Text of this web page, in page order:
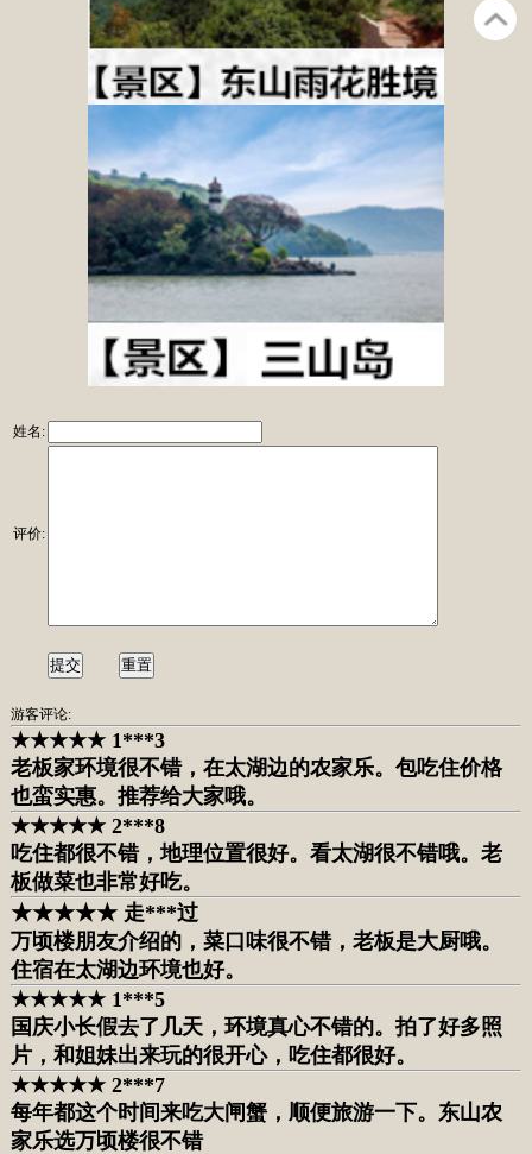
姓名:
评价:
游客评论:
★★★★★ 1***3
老板家环境很不错，在太湖边的农家乐。包吃住价格
也蛮实惠。推荐给大家哦。
★★★★★ 2***8
吃住都很不错，地理位置很好。看太湖很不错哦。老
板做菜也非常好吃。
★★★★★ 走***过
万顷楼朋友介绍的，菜口味很不错，老板是大厨哦。
住宿在太湖边环境也好。
★★★★★ 1***5
国庆小长假去了几天，环境真心不错的。拍了好多照
片，和姐妹出来玩的很开心，吃住都很好。
★★★★★ 2***7
每年都这个时间来吃大闸蟹，顺便旅游一下。东山农
家乐选万顷楼很不错